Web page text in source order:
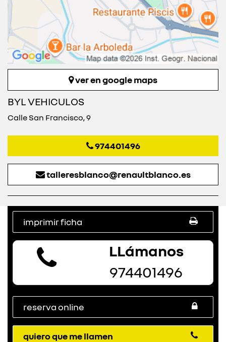
ver en google maps
BYL VEHICULOS
Calle San Francisco, 9
974401496
talleresblanco@renaultblanco.es
imprimir ficha
LLámanos
974401496
reserva online
quiero que me llamen